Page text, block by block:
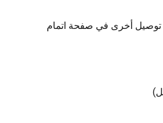
توصيل أخرى في صفحة اتمام